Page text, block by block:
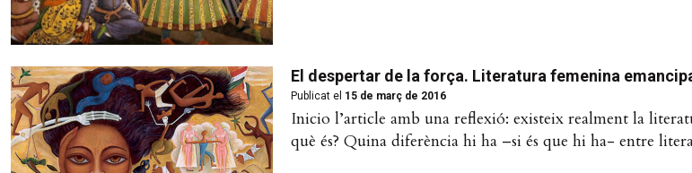
El despertar de la força. Literatura femenina
Publicat el 15 de març de 2016
Inicio l’article amb una reflexió: existeix realment la
què és? Quina diferència hi ha –si és que hi ha- entre